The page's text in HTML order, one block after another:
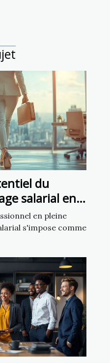
du
salarial en
en pleine
s'impose comme